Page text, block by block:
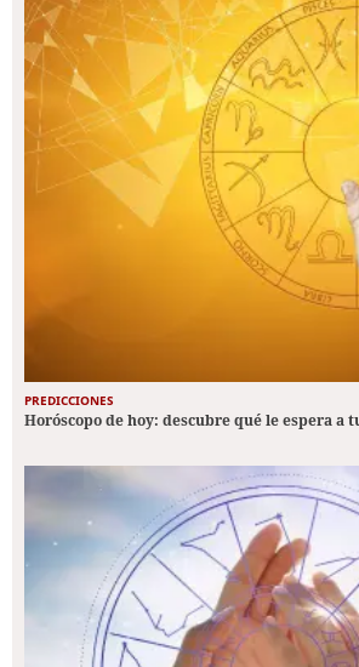
PREDICCIONES
Horóscopo de hoy: descubre qué le espera a